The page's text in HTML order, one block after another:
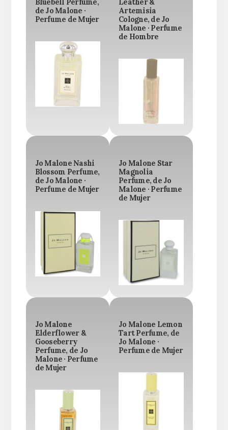
de Jo Malone ·
Perfume de Mujer
Artemisia
Cologne, de Jo
Malone · Perfume
de Hombre
Jo Malone Nashi
Blossom Perfume,
de Jo Malone ·
Perfume de Mujer
Jo Malone Star
Magnolia
Perfume, de Jo
Malone · Perfume
de Mujer
Jo Malone
Elderflower &
Gooseberry
Perfume, de Jo
Malone · Perfume
de Mujer
Jo Malone Lemon
Tart Perfume, de
Jo Malone ·
Perfume de Mujer